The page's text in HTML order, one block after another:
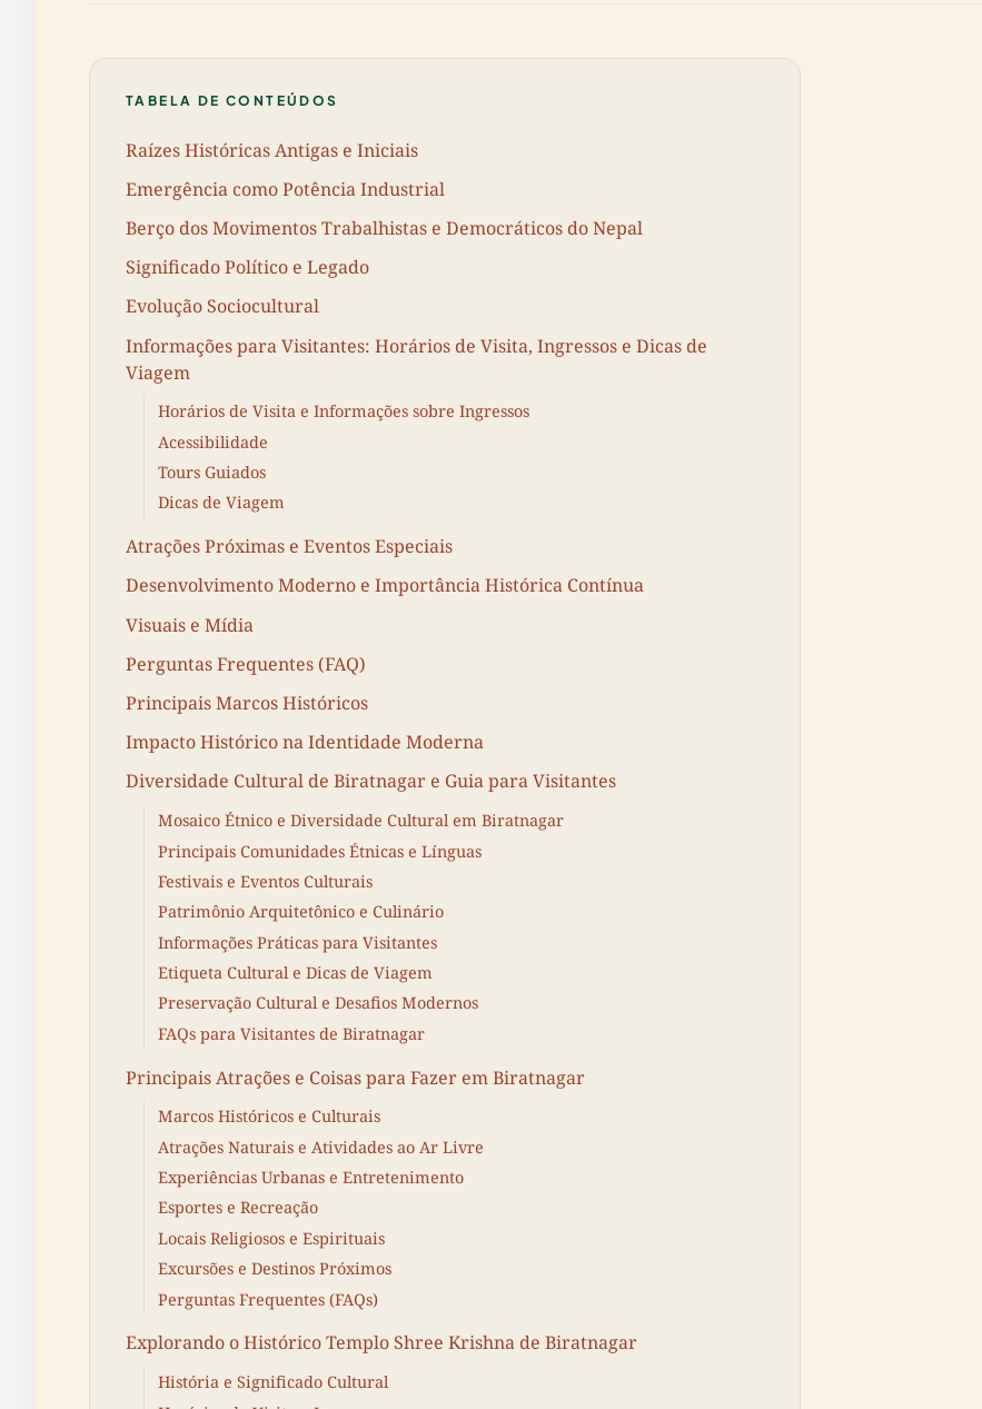
TABELA DE CONTEÚDOS
Raízes Históricas Antigas e Iniciais
Emergência como Potência Industrial
Berço dos Movimentos Trabalhistas e Democráticos do Nepal
Significado Político e Legado
Evolução Sociocultural
Informações para Visitantes: Horários de Visita, Ingressos e Dicas de
Viagem
Horários de Visita e Informações sobre Ingressos
Acessibilidade
Tours Guiados
Dicas de Viagem
Atrações Próximas e Eventos Especiais
Desenvolvimento Moderno e Importância Histórica Contínua
Visuais e Mídia
Perguntas Frequentes (FAQ)
Principais Marcos Históricos
Impacto Histórico na Identidade Moderna
Diversidade Cultural de Biratnagar e Guia para Visitantes
Mosaico Étnico e Diversidade Cultural em Biratnagar
Principais Comunidades Étnicas e Línguas
Festivais e Eventos Culturais
Patrimônio Arquitetônico e Culinário
Informações Práticas para Visitantes
Etiqueta Cultural e Dicas de Viagem
Preservação Cultural e Desafios Modernos
FAQs para Visitantes de Biratnagar
Principais Atrações e Coisas para Fazer em Biratnagar
Marcos Históricos e Culturais
Atrações Naturais e Atividades ao Ar Livre
Experiências Urbanas e Entretenimento
Esportes e Recreação
Locais Religiosos e Espirituais
Excursões e Destinos Próximos
Perguntas Frequentes (FAQs)
Explorando o Histórico Templo Shree Krishna de Biratnagar
História e Significado Cultural